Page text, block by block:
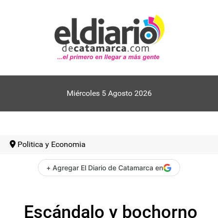
Miércoles 5 Agosto 2026
Politica y Economia
+ Agregar El Diario de Catamarca en
Escándalo y bochorno